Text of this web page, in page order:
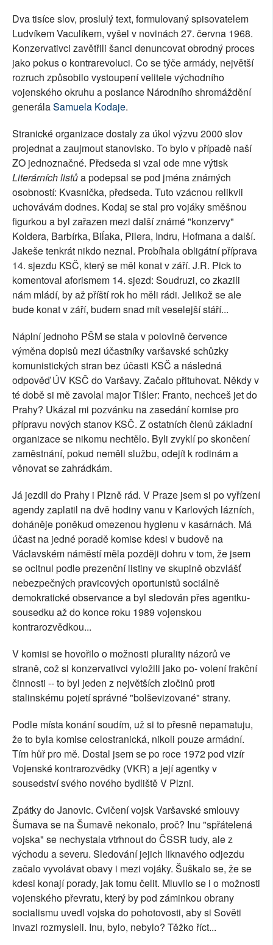
Dva tisíce slov, proslulý text, formulovaný spisovatelem
Ludvíkem Vaculíkem, vyšel v novinách 27. června 1968.
Konzervativci zavětřili šanci denuncovat obrodný proces
jako pokus o kontrarevoluci. Co se týče armády, největší
rozruch způsobilo vystoupení velitele východního
vojenského okruhu a poslance Národního shromáždění
generálaSamuela Kodaje.
Stranické organizace dostaly za úkol výzvu 2000 slov
projednat a zaujmout stanovisko. To bylo v případě naší
ZO jednoznačné. Předseda si vzal ode mne výtisk
Literárních listůa podepsal se pod jména známých
osobností: Kvasnička, předseda. Tuto vzácnou relikvii
uchovávám dodnes. Kodaj se stal pro vojáky směšnou
figurkou a byl zařazen mezi další známé "konzervy"
Koldera, Barbírka, Biĺaka, Pilera, Indru, Hofmana a další.
Jakeše tenkrát nikdo neznal. Probíhala obligátní příprava
14. sjezdu KSČ, který se měl konat v září. J.R. Pick to
komentoval aforismem 14. sjezd: Soudruzi, co zkazili
nám mládí, by až příští rok ho měli rádi. Jelikož se ale
bude konat v září, budem snad mít veselejší stáří...
Náplní jednoho PŠM se stala v polovině července
výměna dopisů mezi účastníky varšavské schůzky
komunistických stran bez účasti KSČ a následná
odpověď ÚV KSČ do Varšavy. Začalo přituhovat. Někdy v
té době si mě zavolal major Tišler: Franto, nechceš jet do
Prahy? Ukázal mi pozvánku na zasedání komise pro
přípravu nových stanov KSČ. Z ostatních členů základní
organizace se nikomu nechtělo. Byli zvyklí po skončení
zaměstnání, pokud neměli službu, odejít k rodinám a
věnovat se zahrádkám.
Já jezdil do Prahy i Plzně rád. V Praze jsem si po vyřízení
agendy zaplatil na dvě hodiny vanu v Karlových lázních,
doháněje poněkud omezenou hygienu v kasárnách. Má
účast na jedné poradě komise kdesi v budově na
Václavském náměstí měla později dohru v tom, že jsem
se ocitnul podle prezenční listiny ve skupině obzvlášť
nebezpečných pravicových oportunistů sociálně
demokratické observance a byl sledován přes agentku-
sousedku až do konce roku 1989 vojenskou
kontrarozvědkou...
V komisi se hovořilo o možnosti plurality názorů ve
straně, což si konzervativci vyložili jako po- volení frakční
činnosti -- to byl jeden z největších zločinů proti
stalinskému pojetí správné "bolševizované" strany.
Podle místa konání soudím, už si to přesně nepamatuju,
že to byla komise celostranická, nikoli pouze armádní.
Tím hůř pro mě. Dostal jsem se po roce 1972 pod vizír
Vojenské kontrarozvědky (VKR) a její agentky v
sousedství svého nového bydliště V Plzni.
Zpátky do Janovic. Cvičení vojsk Varšavské smlouvy
Šumava se na Šumavě nekonalo, proč? Inu "spřátelená
vojska" se nechystala vtrhnout do ČSSR tudy, ale z
východu a severu. Sledování jejich liknavého odjezdu
začalo vyvolávat obavy i mezi vojáky. Šuškalo se, že se
kdesi konají porady, jak tomu čelit. Mluvilo se i o možnosti
vojenského převratu, který by pod záminkou obrany
socialismu uvedl vojska do pohotovosti, aby si Sověti
invazi rozmysleli. Inu, bylo, nebylo? Těžko říct...